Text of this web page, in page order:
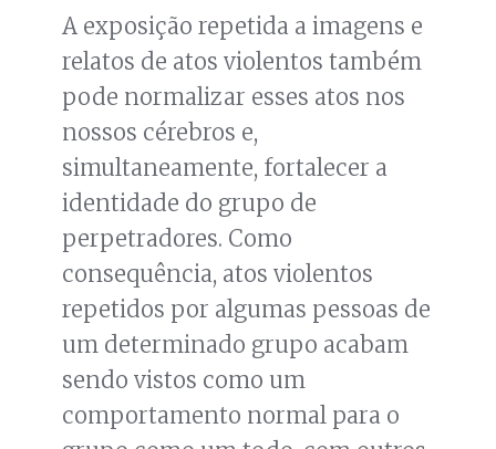
A exposição repetida a imagens e
relatos de atos violentos também
pode normalizar esses atos nos
nossos cérebros e,
simultaneamente, fortalecer a
identidade do grupo de
perpetradores. Como
consequência, atos violentos
repetidos por algumas pessoas de
um determinado grupo acabam
sendo vistos como um
comportamento normal para o